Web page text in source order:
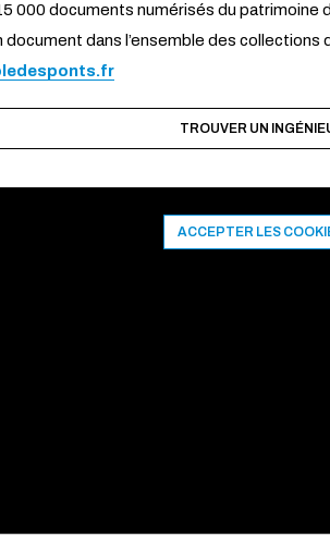
000 documents numérisés du patrimoine
document dans l’ensemble des
TROUVER UN
ACCEPTER LES